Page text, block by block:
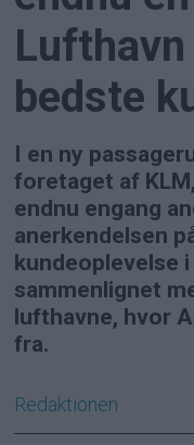
bedste
I en ny
foretaget af
endnu engang
anerkendelsen
kundeoplevelse
sammenlignet
lufthavne, hvor
fra.
Redaktionen